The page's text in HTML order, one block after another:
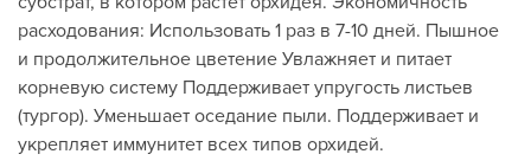
расходования: Использовать 1 раз в 7-10 дней. Пышное
и продолжительное цветение Увлажняет и питает
корневую систему Поддерживает упругость листьев
(тургор). Уменьшает оседание пыли. Поддерживает и
укрепляет иммунитет всех типов орхидей.